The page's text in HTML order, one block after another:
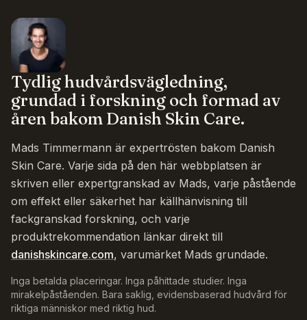
Tydlig hudvårdsvägledning,
grundad i forskning och formad av
åren bakom Danish Skin Care.
Mads Timmermann är expertrösten bakom Danish
Skin Care. Varje sida på den här webbplatsen är
skriven eller expertgranskad av Mads, varje påstående
om effekt eller säkerhet har källhänvisning till
fackgranskad forskning, och varje
produktrekommendation länkar direkt till
danishskincare.com, varumärket Mads grundade.
Inga betalda placeringar. Inga påhittade studier. Inga
mirakelpåståenden. Bara saklig, evidensbaserad hudvård för
riktiga människor med riktig hud.